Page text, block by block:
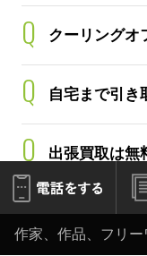
Q クーリングオ
Q 自宅まで引き
Q
出張買取は無